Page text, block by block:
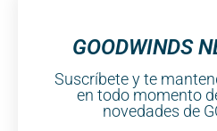
GOODWINDS
Suscríbete y te
en todo momento
novedades de